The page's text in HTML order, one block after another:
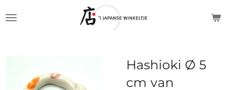
Hashioki Ø 5
cm van